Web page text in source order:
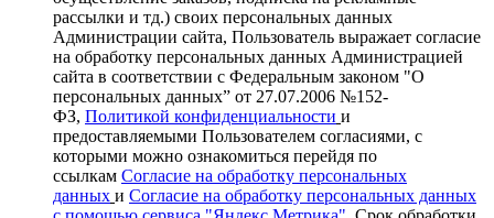
рассылки и тд.) своих персональных данных
Администрации сайта, Пользователь выражает согласие
на обработку персональных данных Администрацией
сайта в соответствии с Федеральным законом "О
персональных данных” от 27.07.2006 №152-
ФЗ, Политикой конфиденциальности и
предоставляемыми Пользователем согласиями, с
которыми можно ознакомиться перейдя по
ссылкам Согласие на обработку персональных
данных и Согласие на обработку персональных данных